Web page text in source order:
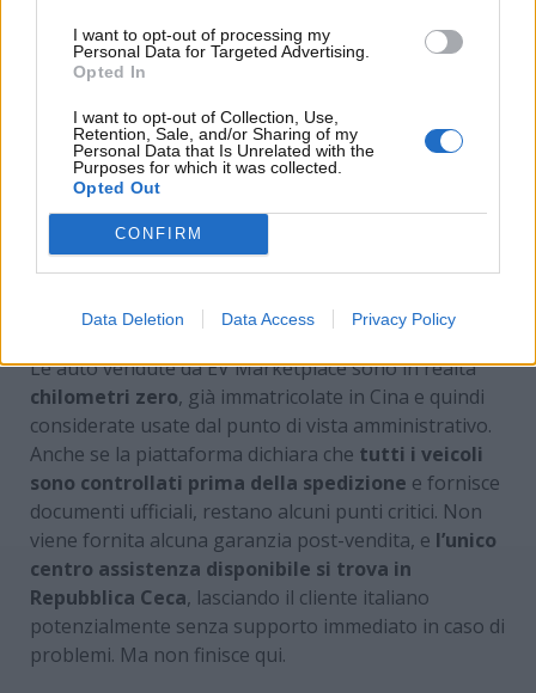
I want to opt-out of processing my
Personal Data for Targeted Advertising.
Opted In
I want to opt-out of Collection, Use,
Retention, Sale, and/or Sharing of my
Personal Data that Is Unrelated with the
Purposes for which it was collected.
Opted Out
CONFIRM
Data Deletion Data Access Privacy Policy
Concessionaria auto (Depositphotos foto) –
Le auto vendute da EV Marketplace sono in realtà
chilometri zero, già immatricolate in Cina e quindi
considerate usate dal punto di vista amministrativo.
Anche se la piattaforma dichiara che tutti i veicoli
sono controllati prima della spedizione e fornisce
documenti ufficiali, restano alcuni punti critici. Non
viene fornita alcuna garanzia post-vendita, e l’unico
centro assistenza disponibile si trova in
Repubblica Ceca, lasciando il cliente italiano
potenzialmente senza supporto immediato in caso di
problemi. Ma non finisce qui.